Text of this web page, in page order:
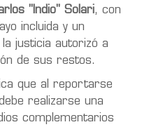
"Indio" Solari, con
incluida y un
la justicia autorizó a
de sus restos.
que al reportarse
realizarse una
complementarios